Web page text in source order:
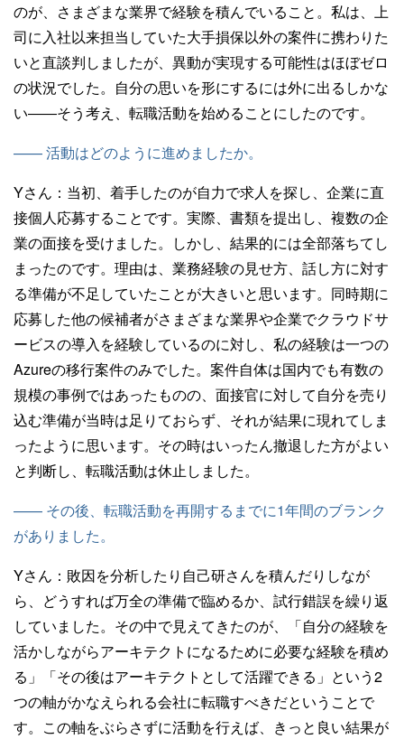
のが、さまざまな業界で経験を積んでいること。私は、上
司に入社以来担当していた大手損保以外の案件に携わりた
いと直談判しましたが、異動が実現する可能性はほぼゼロ
の状況でした。自分の思いを形にするには外に出るしかな
い――そう考え、転職活動を始めることにしたのです。
—— 活動はどのように進めましたか。
Yさん： 当初、着手したのが自力で求人を探し、企業に直
接個人応募することです。実際、書類を提出し、複数の企
業の面接を受けました。しかし、結果的には全部落ちてし
まったのです。理由は、業務経験の見せ方、話し方に対す
る準備が不足していたことが大きいと思います。同時期に
応募した他の候補者がさまざまな業界や企業でクラウドサ
ービスの導入を経験しているのに対し、私の経験は一つの
Azureの移行案件のみでした。案件自体は国内でも有数の
規模の事例ではあったものの、面接官に対して自分を売り
込む準備が当時は足りておらず、それが結果に現れてしま
ったように思います。その時はいったん撤退した方がよい
と判断し、転職活動は休止しました。
—— その後、転職活動を再開するまでに1年間のブランク
がありました。
Yさん： 敗因を分析したり自己研さんを積んだりしなが
ら、どうすれば万全の準備で臨めるか、試行錯誤を繰り返
していました。その中で見えてきたのが、「自分の経験を
活かしながらアーキテクトになるために必要な経験を積め
る」「その後はアーキテクトとして活躍できる」という2
つの軸がかなえられる会社に転職すべきだということで
す。この軸をぶらさずに活動を行えば、きっと良い結果が